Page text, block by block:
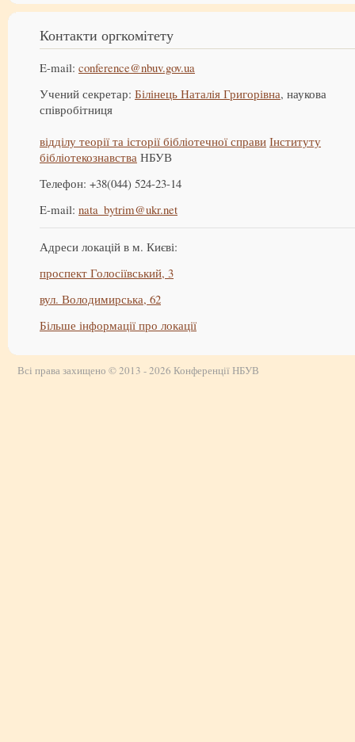
Контакти оргкомітету
E-mail: conference@nbuv.gov.ua
Учений секретар: Білінець Наталія Григорівна, наукова
співробітниця
відділу теорії та історії бібліотечної справи Інституту
бібліотекознавства НБУВ
Телефон: +38(044) 524-23-14
E-mail: nata_bytrim@ukr.net
Адреси локацій в м. Києві:
проспект Голосіївський, 3
вул. Володимирська, 62
Більше інформації про локації
Всі права захищено © 2013 - 2026 Конференції НБУВ